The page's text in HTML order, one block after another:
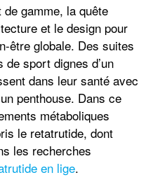
de gamme, la quête
et le design pour
être globale. Des suites
sport dignes d’un
dans leur santé avec
penthouse. Dans ce
métaboliques
le retatrutide, dont
les recherches
en lige.